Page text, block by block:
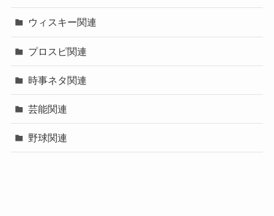
ウィスキー関連
プロスピ関連
時事ネタ関連
芸能関連
野球関連